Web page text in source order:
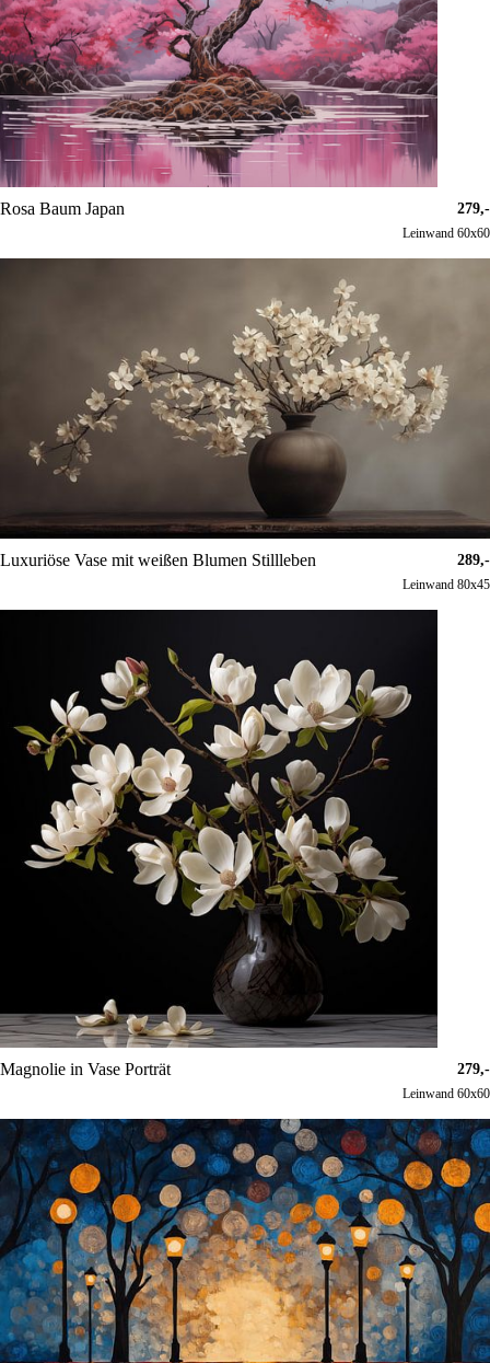
Rosa Baum Japan 279,-
Leinwand 60x60
Luxuriöse Vase mit weißen Blumen Stillleben 289,-
Leinwand 80x45
Magnolie in Vase Porträt 279,-
Leinwand 60x60